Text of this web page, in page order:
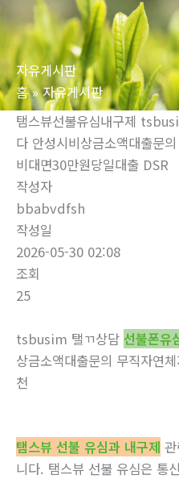
너
뛰
기 자유게시판
홈
자유게시판
탬스뷰선불유심내구제
다 안성시비상금소액대출문
비대면30만원당일대출 DSR
작성자
bbabvdfsh
작성일
2026-05-30 02:08
조회
25
tsbusim 탤ㄲ상담 선불폰유
상금소액대출문의 무직자연
천
탬스뷰 선불 유심과 내구제
니다. 탬스뷰 선불 유심은 통